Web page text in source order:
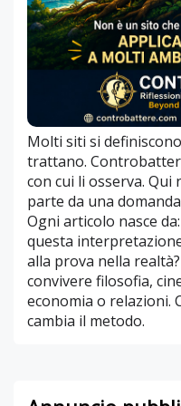
Molti siti si
trattano.
con cui li osserva. Qui
parte da una
Ogni articolo nasce
questa
alla prova nella
convivere filosofia,
economia o relazioni.
cambia il metodo.